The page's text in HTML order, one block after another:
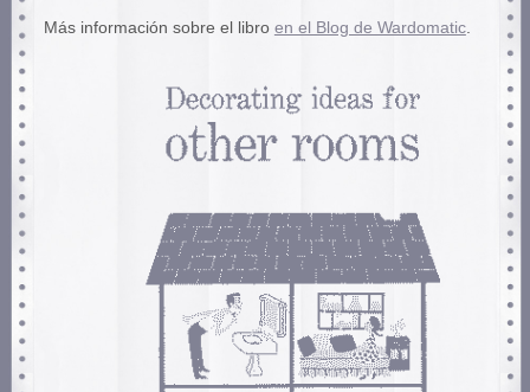
Más información sobre el libro en el Blog de Wardomatic.